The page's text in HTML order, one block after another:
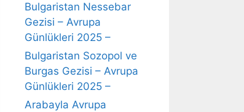
Bulgaristan Nessebar
Gezisi – Avrupa
Günlükleri 2025 –
Bulgaristan Sozopol ve
Burgas Gezisi – Avrupa
Günlükleri 2025 –
Arabayla Avrupa